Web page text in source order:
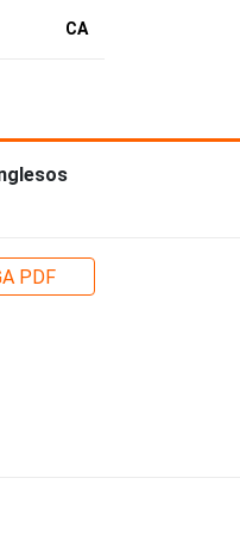
CA
PDF